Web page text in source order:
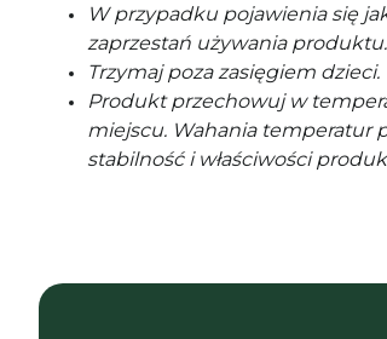
W przypadku pojawienia się
zaprzestań używania produktu.
Trzymaj poza zasięgiem dzieci.
Produkt przechowuj w
miejscu. Wahania temperatur
stabilność i właściwości